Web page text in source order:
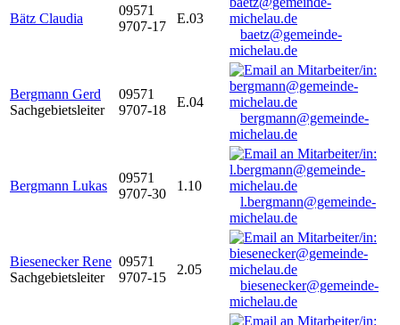
Bätz Claudia
09571
9707-17
E.03
baetz@gemeinde-
michelau.de
Bergmann Gerd
Sachgebietsleiter
09571
9707-18
E.04
bergmann@gemeinde-
michelau.de
Bergmann Lukas
09571
9707-30
1.10
l.bergmann@gemeinde-
michelau.de
Biesenecker Rene
Sachgebietsleiter
09571
9707-15
2.05
biesenecker@gemeinde-
michelau.de